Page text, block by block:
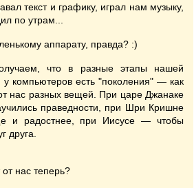
текст и графику, играл нам музыку,
по утрам...
аппарату, правда? :)
что в разные этапы нашей
компьютеров есть "поколения" — как
нас разных вещей. При царе Джанаке
праведности, при Шри Кришне
и радостнее, при Иисусе — чтобы
друга.
нас теперь?